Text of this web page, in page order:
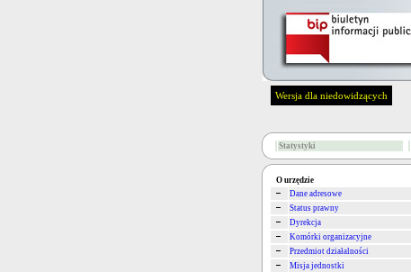
Wersja dla niedowidzących
Statystyki
O urzędzie
Dane adresowe
Status prawny
Dyrekcja
Komórki organizacyjne
Przedmiot działalności
Misja jednostki